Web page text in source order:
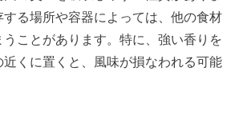
る場所や容器によっては、他の食材
ことがあります。特に、強い香りを
くに置くと、風味が損なわれる可能